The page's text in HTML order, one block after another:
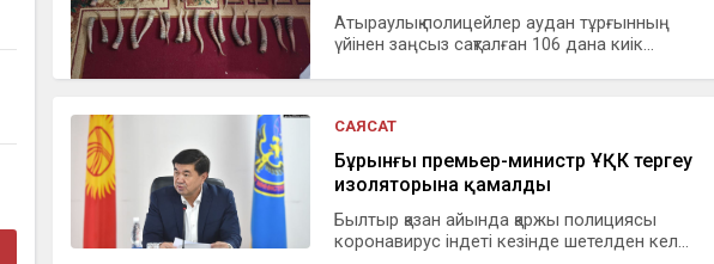
Атыраулық полицейлер аудан тұрғынның
үйінен заңсыз сақталған 106 дана киік...
САЯСАТ
Бұрынғы премьер-министр ҰҚК тергеу
изоляторына қамалды
Былтыр қазан айында қаржы полициясы
коронавирус індеті кезінде шетелден кел...